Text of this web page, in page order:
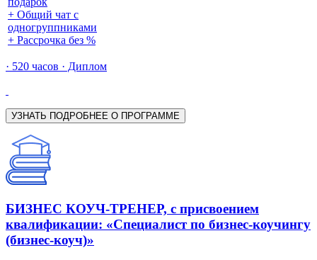
+ Общий чат с
одногруппниками
+ Рассрочка без %
· 520 часов · Диплом
УЗНАТЬ ПОДРОБНЕЕ О ПРОГРАММЕ
БИЗНЕС КОУЧ-ТРЕНЕР, с присвоением
квалификации: «Специалист по бизнес-коучингу
(бизнес-коуч)»